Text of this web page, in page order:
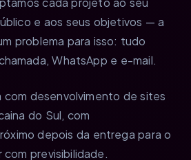
e aos seus objetivos — a
problema para isso: tudo
WhatsApp e e-mail.
desenvolvimento de sites
do Sul, com
depois da entrega para o
previsibilidade.